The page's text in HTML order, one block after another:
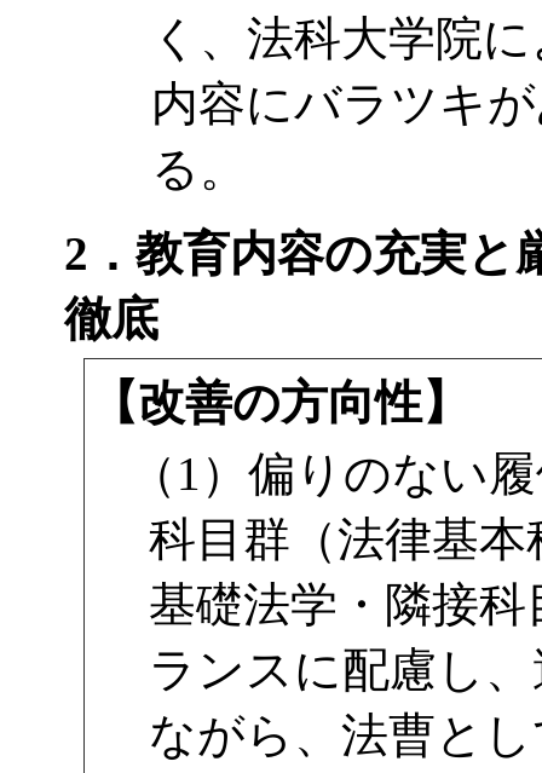
く、法科大学院
内容にバラツキ
る。
2．教育内容の充実と
徹底
【改善の方向性】
（1）偏りのない
科目群（法律基
基礎法学・隣接
ランスに配慮し
ながら、法曹と